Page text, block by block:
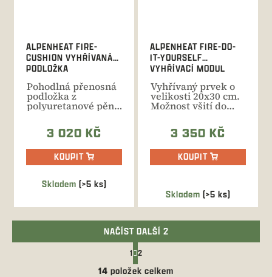
Průměrné
produktu
je
Skladem (>5 ks)
ALPENHEAT FIRE-
CUSHION VYHŘÍVANÁ
PODLOŽKA
Pohodlná přenosná
podložka z
polyuretanové pěny.
Nabíjecí baterie s
3 020 KČ
KOUPIT
Skladem (>5 ks)
ALPENHEAT FIRE-DO-
IT-YOURSELF
VYHŘÍVACÍ MODUL
Vyhřívaný prvek o
velikosti 20x30 cm.
Možnost všití do
3 350 KČ
KOUPIT
O
NAČÍST DALŠÍ 2
t
r
1 2
14 položek celkem